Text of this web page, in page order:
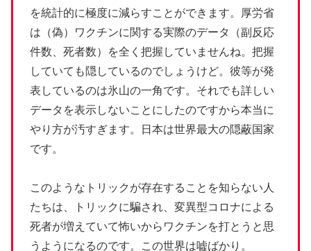
を統計的に極度に減らすことができます。厚労省
は（偽）ワクチンに関する実際のデータ（副反応
件数、死者数）を全く把握していませんね。把握
していても隠しているのでしょうけど。彼等が発
表しているのは氷山の一角です。それでも詳しい
データを表示しないことにしたのですから本当に
やり方が汚すぎます。日本は世界最大の隠蔽国家
です。
このようなトリックが存在することを知らない人
たちは、トリックに騙され、変異型コロナによる
死者が増えていて怖いからワクチンを打とうと思
うようになるのです。この世界は嘘ばかり。